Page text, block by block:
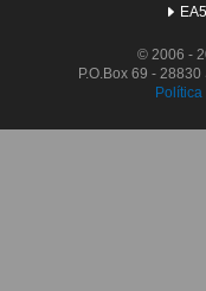
© 2006 -
P.O.Box 69 -